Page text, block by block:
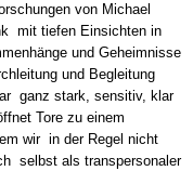
von Michael
mit tiefen Einsichten in
und Geheimnisse
und Begleitung
ganz stark, sensitiv, klar
Tore zu einem
wir in der Regel nicht
selbst als transpersonaler